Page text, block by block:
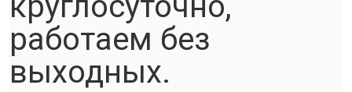
работаем без
выходных.